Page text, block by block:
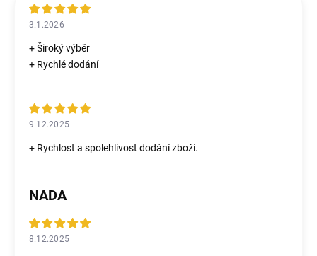
3.1.2026
+ Široký výběr
+ Rychlé dodání
9.12.2025
+ Rychlost a spolehlivost dodání zboží.
NADA
8.12.2025